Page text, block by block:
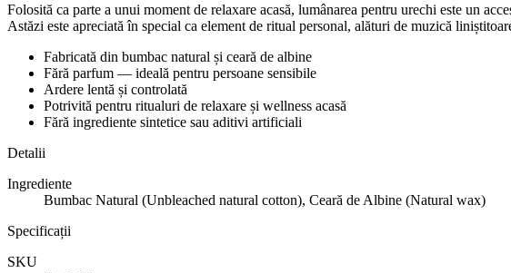
Folosită ca parte a unui moment de relaxare acasă, lumânarea pentru urechi este un
Astăzi este apreciată în special ca element de ritual personal, alături de muzică
Fabricată din bumbac natural și ceară de albine
Fără parfum — ideală pentru persoane sensibile
Ardere lentă și controlată
Potrivită pentru ritualuri de relaxare și wellness acasă
Fără ingrediente sintetice sau aditivi artificiali
Detalii
Ingrediente
Bumbac Natural (Unbleached natural cotton), Ceară de Albine (Natural wax)
Specificații
SKU